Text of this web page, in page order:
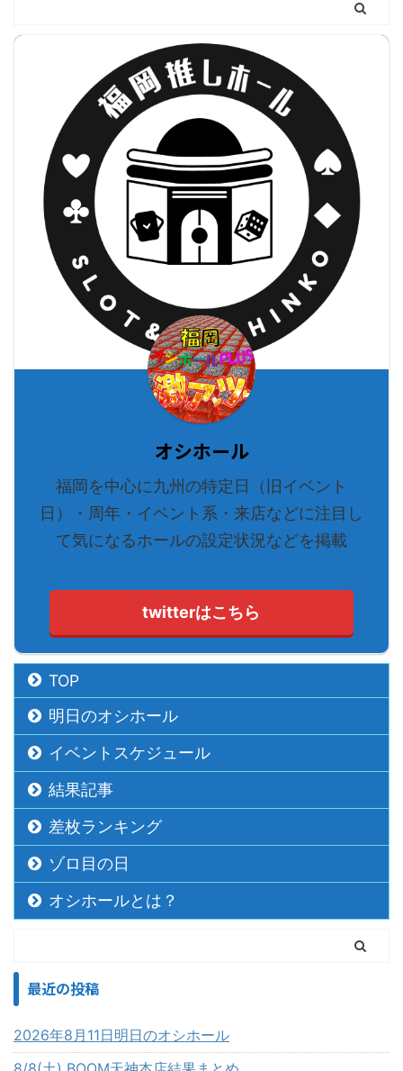
オシホール
福岡を中心に九州の特定日（旧イベント
日）・周年・イベント系・来店などに注目し
て気になるホールの設定状況などを掲載
twitterはこちら
TOP
明日のオシホール
イベントスケジュール
結果記事
差枚ランキング
ゾロ目の日
オシホールとは？
最近の投稿
2026年8月11日明日のオシホール